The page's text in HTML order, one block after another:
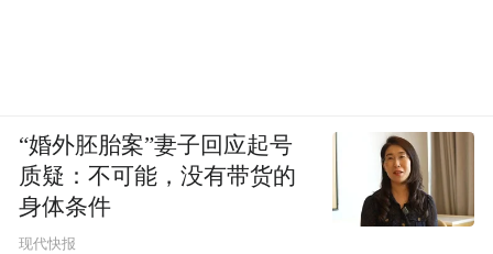
“婚外胚胎案”妻子回应起号
质疑：不可能，没有带货的
身体条件
现代快报